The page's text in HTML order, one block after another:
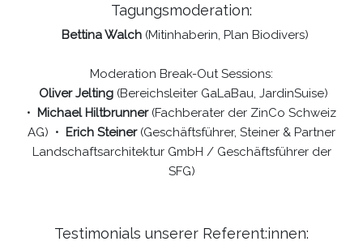
Tagungsmoderation:
Bettina Walch(Mitinhaberin, Plan Biodivers)
Moderation Break-Out Sessions:
Oliver Jelting(Bereichsleiter GaLaBau, JardinSuise)
• Michael Hiltbrunner(Fachberater der ZinCo Schweiz
AG) • Erich Steiner(Geschäftsführer, Steiner & Partner
Landschaftsarchitektur GmbH / Geschäftsführer der
SFG)
Testimonials unserer Referent:innen: